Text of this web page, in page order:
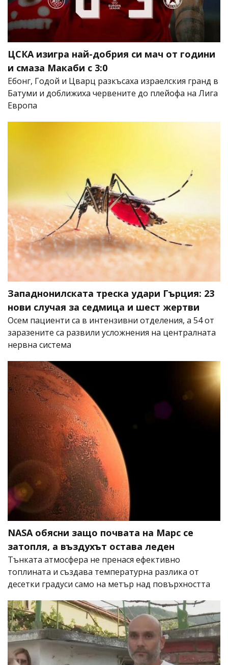
ЦСКА изигра най-добрия си мач от години
и смаза Макаби с 3:0
Ебонг, Годой и Цварц разкъсаха израелския гранд в
Батуми и доближиха червените до плейофа на Лига
Европа
Западнонилската треска удари Гърция: 23
нови случая за седмица и шест жертви
Осем пациенти са в интензивни отделения, а 54 от
заразените са развили усложнения на централната
нервна система
NASA обясни защо почвата на Марс се
затопля, а въздухът остава леден
Тънката атмосфера не пренася ефективно
топлината и създава температурна разлика от
десетки градуси само на метър над повърхността